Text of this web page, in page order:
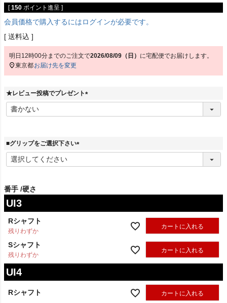
[ 150 ポイント進呈 ]
会員価格で購入するにはログインが必要です。
送料込
明日 12時00分 までのご注文で2026/08/09（日） に宅配便 でお届けします。
東京都お届け先を変更
★レビュー投稿でプレゼント
必
■グリップをご選択下さい
必
番手 硬さ
UI3
Rシャフト
残りわずか
カートに入れる
Sシャフト
残りわずか
カートに入れる
UI4
Rシャフト カートに入れる